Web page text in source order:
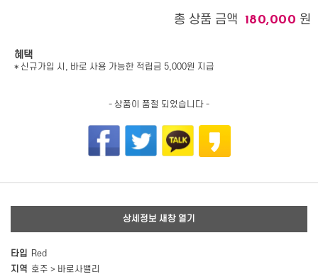
총 상품 금액 180,000 원
혜택
* 신규가입 시, 바로 사용 가능한 적립금 5,000원 지급
- 상품이 품절 되었습니다 -
상세정보 새창 열기
타입
Red
지역 호주 > 바로사밸리